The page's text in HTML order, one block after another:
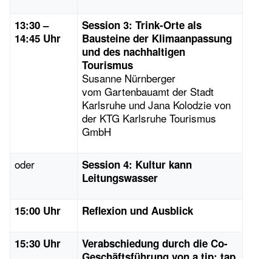
13:30 –
14:45 Uhr
Session 3: Trink-Orte als
Bausteine der Klimaanpassung
und des nachhaltigen
Tourismus
Susanne Nürnberger
vom Gartenbauamt der Stadt
Karlsruhe und Jana Kolodzie von
der KTG Karlsruhe Tourismus
GmbH
oder
Session 4: Kultur kann
Leitungswasser
15:00 Uhr Reflexion und Ausblick
15:30 Uhr
Verabschiedung durch die Co-